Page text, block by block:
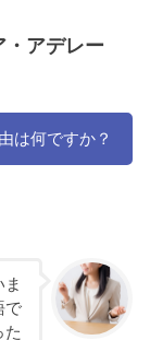
・アデレー
は何ですか？
で
た